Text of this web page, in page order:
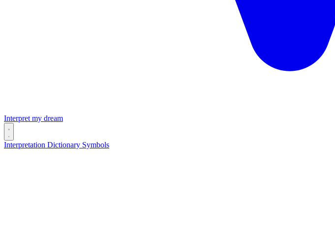
Interpret my dream
Interpretation Dictionary Symbols